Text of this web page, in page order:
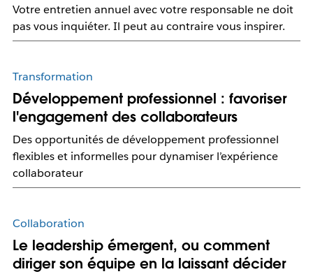
Votre entretien annuel avec votre responsable ne doit
pas vous inquiéter. Il peut au contraire vous inspirer.
Transformation
Développement professionnel : favoriser
l'engagement des collaborateurs
Des opportunités de développement professionnel
flexibles et informelles pour dynamiser l’expérience
collaborateur
Collaboration
Le leadership émergent, ou comment
diriger son équipe en la laissant décider